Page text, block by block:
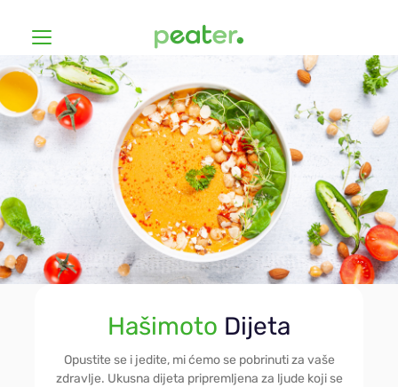
Dijete
Za štediše
Veganska
Hašimoto
Kako to radi?
Cenovnik
Prijavite se
Prilagodite ishranu
Hašimoto Dijeta
Opustite se i jedite, mi ćemo se pobrinuti za vaše
zdravlje. Ukusna dijeta pripremljena za ljude koji se